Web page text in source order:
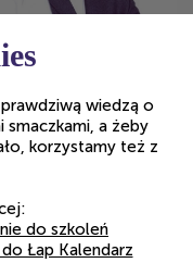
SPRAWDŹ
Duda
wiedzą o
a żeby
korzystamy też z
do szkoleń
Łap Kalendarz